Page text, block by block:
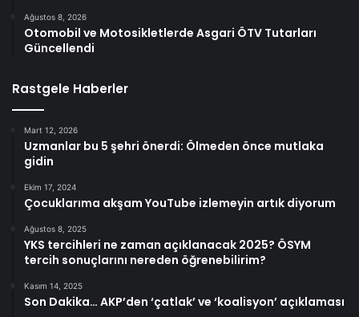
Ağustos 8, 2026
Otomobil ve Motosikletlerde Asgari ÖTV Tutarları
Güncellendi
Rastgele Haberler
Mart 12, 2026
Uzmanlar bu 5 şehri önerdi: Ölmeden önce mutlaka
gidin
Ekim 17, 2024
Çocuklarıma akşam YouTube izlemeyin artık diyorum
Ağustos 8, 2025
YKS tercihleri ne zaman açıklanacak 2025? ÖSYM
tercih sonuçlarını nereden öğrenebilirim?
Kasım 14, 2025
Son Dakika… AKP’den ‘çatlak’ ve ‘koalisyon’ açıklaması